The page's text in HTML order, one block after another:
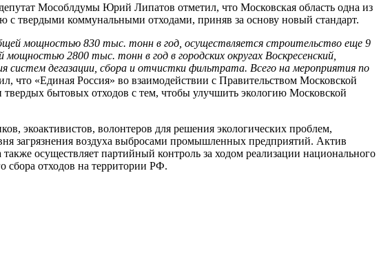
Мособлдумы Юрий Липатов отметил, что Московская область одна из
твердыми коммунальными отходами, приняв за основу новый стандарт.
мощностью 830 тыс. тонн в год, осуществляется строительство еще 9
2800 тыс. тонн в год в городских округах Воскресенский,
систем дегазации, сбора и отчистки фильтрата. Всего на мероприятия по
что «Единая Россия» во взаимодействии с Правительством Московской
бытовых отходов с тем, чтобы улучшить экологию Московской
экоактивистов, волонтеров для решения экологических проблем,
загрязнения воздуха выбросами промышленных предприятий. Актив
осуществляет партийный контроль за ходом реализации национального
сбора отходов на территории РФ.